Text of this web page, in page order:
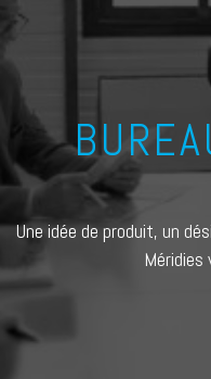
Une idée de produit, un
Méridies